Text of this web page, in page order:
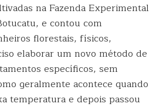
na Fazenda Experimental
e contou com
florestais, físicos,
elaborar um novo método de
específicos, sem
geralmente acontece quando
temperatura e depois passou